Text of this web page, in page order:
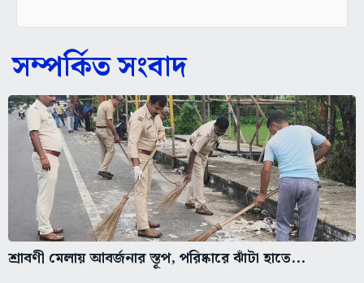
সম্পর্কিত সংবাদ
শ্রাবণী মেলায় আবর্জনার স্তূপ, পরিষ্কারে ঝাঁটা হাতে...